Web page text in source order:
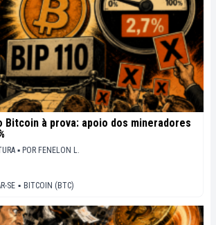
Bitcoin à prova: apoio dos mineradores
▪ POR FENELON L.
SE ▪ BITCOIN (BTC)